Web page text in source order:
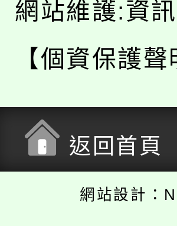
網站維護:資
【個資保護聲
返回首頁
網站設計：